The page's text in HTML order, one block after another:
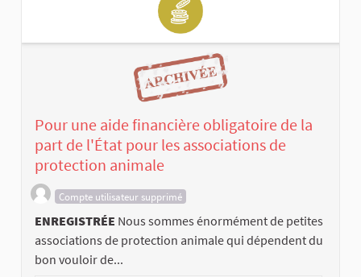
Pour une aide financière obligatoire de la
part de l'État pour les associations de
protection animale
Compte utilisateur supprimé
ENREGISTRÉE Nous sommes énormément de petites
associations de protection animale qui dépendent du
bon vouloir de...